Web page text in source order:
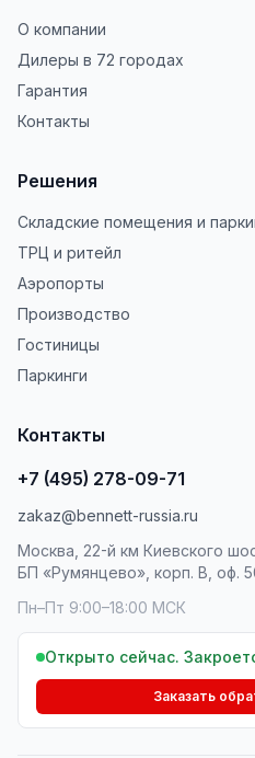
О компании
Дилеры в 72 городах
Гарантия
Контакты
Решения
Складские помещения и
ТРЦ и ритейл
Аэропорты
Производство
Гостиницы
Паркинги
Контакты
+7 (495) 278-09-71
zakaz@bennett-russia.ru
Москва, 22-й км Киевского
БП «Румянцево», корп. В, оф.
Пн–Пт 9:00–18:00 МСК
Открыто сейчас.
Заказать